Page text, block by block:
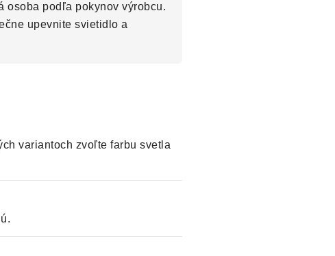
osoba podľa pokynov výrobcu.
upevnite svietidlo a
variantoch zvoľte farbu svetla